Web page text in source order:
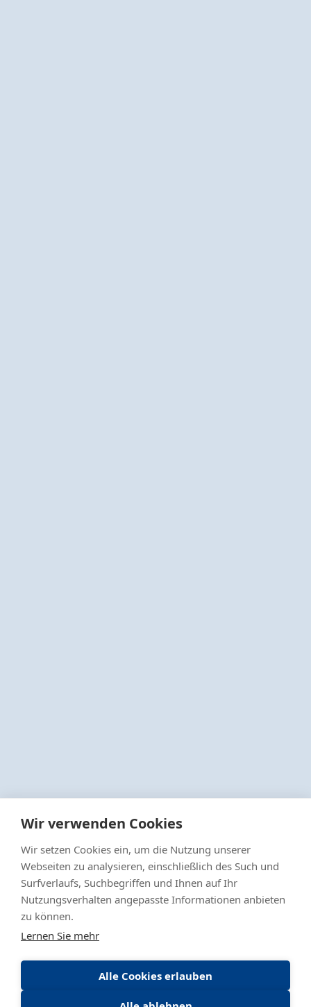
Wir verwenden Cookies
Wir setzen Cookies ein, um die Nutzung unserer
Webseiten zu analysieren, einschließlich des Such und
Surfverlaufs, Suchbegriffen und Ihnen auf Ihr
Nutzungsverhalten angepasste Informationen anbieten
zu können.
Lernen Sie mehr
Alle Cookies erlauben